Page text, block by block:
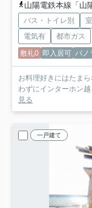
山陽電鉄本線「山
バス・トイレ別
電気有
都市ガス
敷礼0 即入居可 パノ
お料理好きにはたま
わずにインターホン
見る
一戸建て